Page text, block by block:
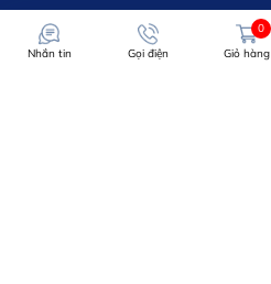
Nhắn tin Gọi điện
0
Giỏ hàng